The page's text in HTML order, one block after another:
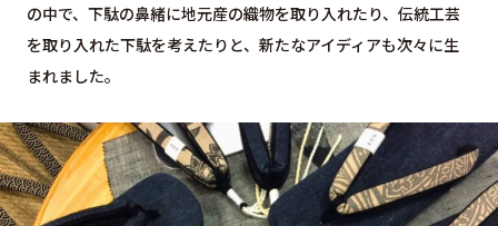
の中で、下駄の鼻緒に地元産の織物を取り入れたり、伝統工芸
を取り入れた下駄を考えたりと、新たなアイディアも次々に生
まれました。